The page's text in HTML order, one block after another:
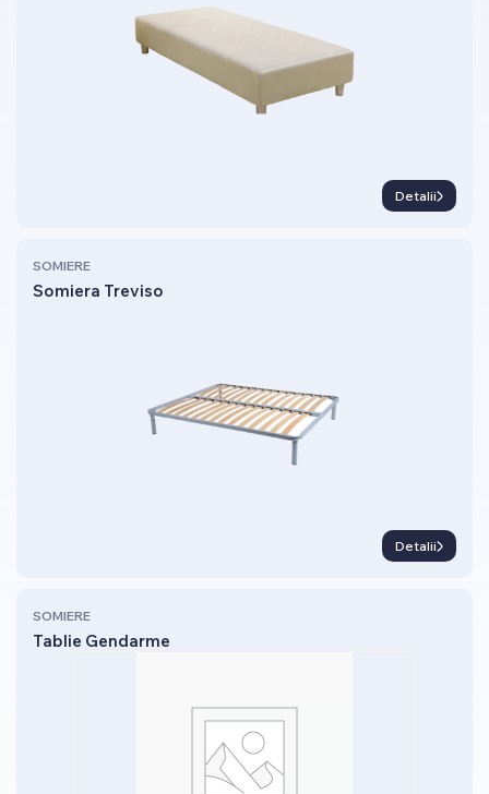
Detalii
SOMIERE
Somiera Treviso
Detalii
SOMIERE
Tablie Gendarme